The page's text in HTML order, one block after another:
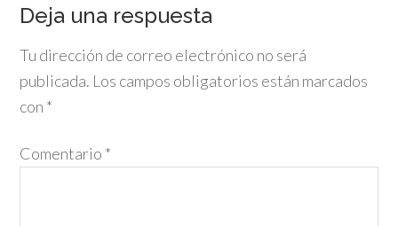
Deja una respuesta
Tu dirección de correo electrónico no será
publicada. Los campos obligatorios están marcados
con *
Comentario *